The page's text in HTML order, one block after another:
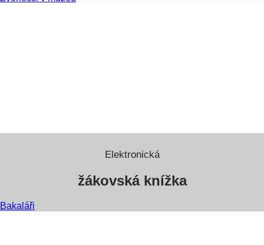
Elektronická
žákovská knížka
Bakaláři